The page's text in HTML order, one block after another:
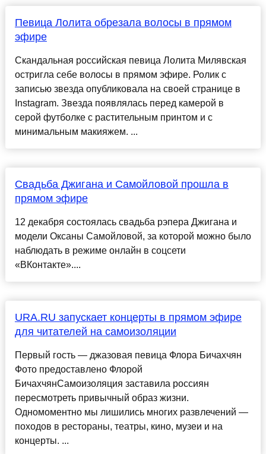
Певица Лолита обрезала волосы в прямом
эфире
Скандальная российская певица Лолита Милявская
остригла себе волосы в прямом эфире. Ролик с
записью звезда опубликовала на своей странице в
Instagram. Звезда появлялась перед камерой в
серой футболке с растительным принтом и с
минимальным макияжем. ...
Свадьба Джигана и Самойловой прошла в
прямом эфире
12 декабря состоялась свадьба рэпера Джигана и
модели Оксаны Самойловой, за которой можно было
наблюдать в режиме онлайн в соцсети
«ВКонтакте»....
URA.RU запускает концерты в прямом эфире
для читателей на самоизоляции
Первый гость — джазовая певица Флора Бичахчян
Фото предоставлено Флорой
БичахчянСамоизоляция заставила россиян
пересмотреть привычный образ жизни.
Одномоментно мы лишились многих развлечений —
походов в рестораны, театры, кино, музеи и на
концерты. ...